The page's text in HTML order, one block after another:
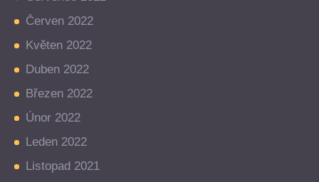
Červen 2022
Květen 2022
Duben 2022
Březen 2022
Únor 2022
Leden 2022
Listopad 2021